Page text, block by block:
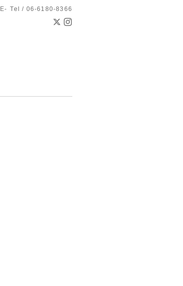
Tel / 06-6180-8366